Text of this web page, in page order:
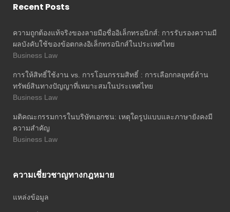
Recent Posts
ความถูกต้องแท้จริงของลายมือชื่ออิเล็กทรอนิกส์: การรับรองความมี
ผลบังคับใช้ของข้อตกลงอิเล็กทรอนิกส์ในประเทศไทย
Business Law
การให้สิทธิ์ใช้งาน vs. การโอนกรรมสิทธิ์ : การเลือกกลยุทธ์ด้าน
ทรัพย์สินทางปัญญาที่เหมาะสมในประเทศไทย
Business Law
มติคณะกรรมการในบริษัทเอกชน: เหตุใดรูปแบบและภาษายังคงมี
ความสำคัญ
Business Law
ความเชี่ยวชาญทางกฎหมาย
แหล่งข้อมูล